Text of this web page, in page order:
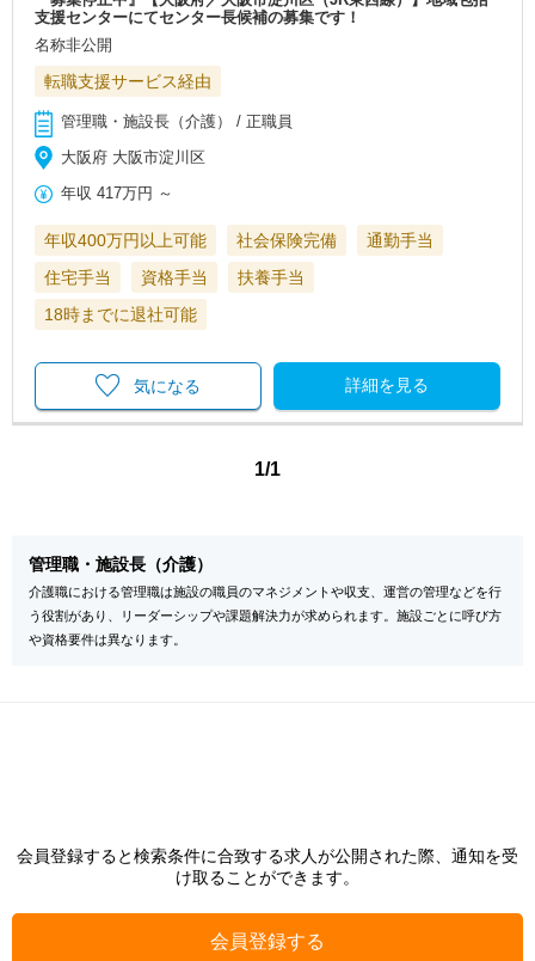
支援センターにてセンター長候補の募集です！
名称非公開
転職支援サービス経由
管理職・施設長（介護） / 正職員
大阪府 大阪市淀川区
年収 417万円 ～
年収400万円以上可能 社会保険完備
通勤手当
住宅手当
資格手当
扶養手当
18時までに退社可能
詳細を見る
気になる
1/1
管理職・施設長（介護）
介護職における管理職は施設の職員のマネジメントや収支、運営の管理などを行
う役割があり、リーダーシップや課題解決力が求められます。施設ごとに呼び方
や資格要件は異なります。
会員登録すると検索条件に合致する求人が公開された際、通知を受
け取ることができます。
会員登録する